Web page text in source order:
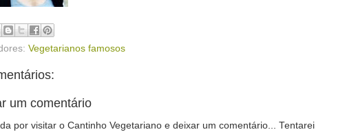
Vegetarianos famosos
um comentário
por visitar o Cantinho Vegetariano e deixar um comentário... Tentarei